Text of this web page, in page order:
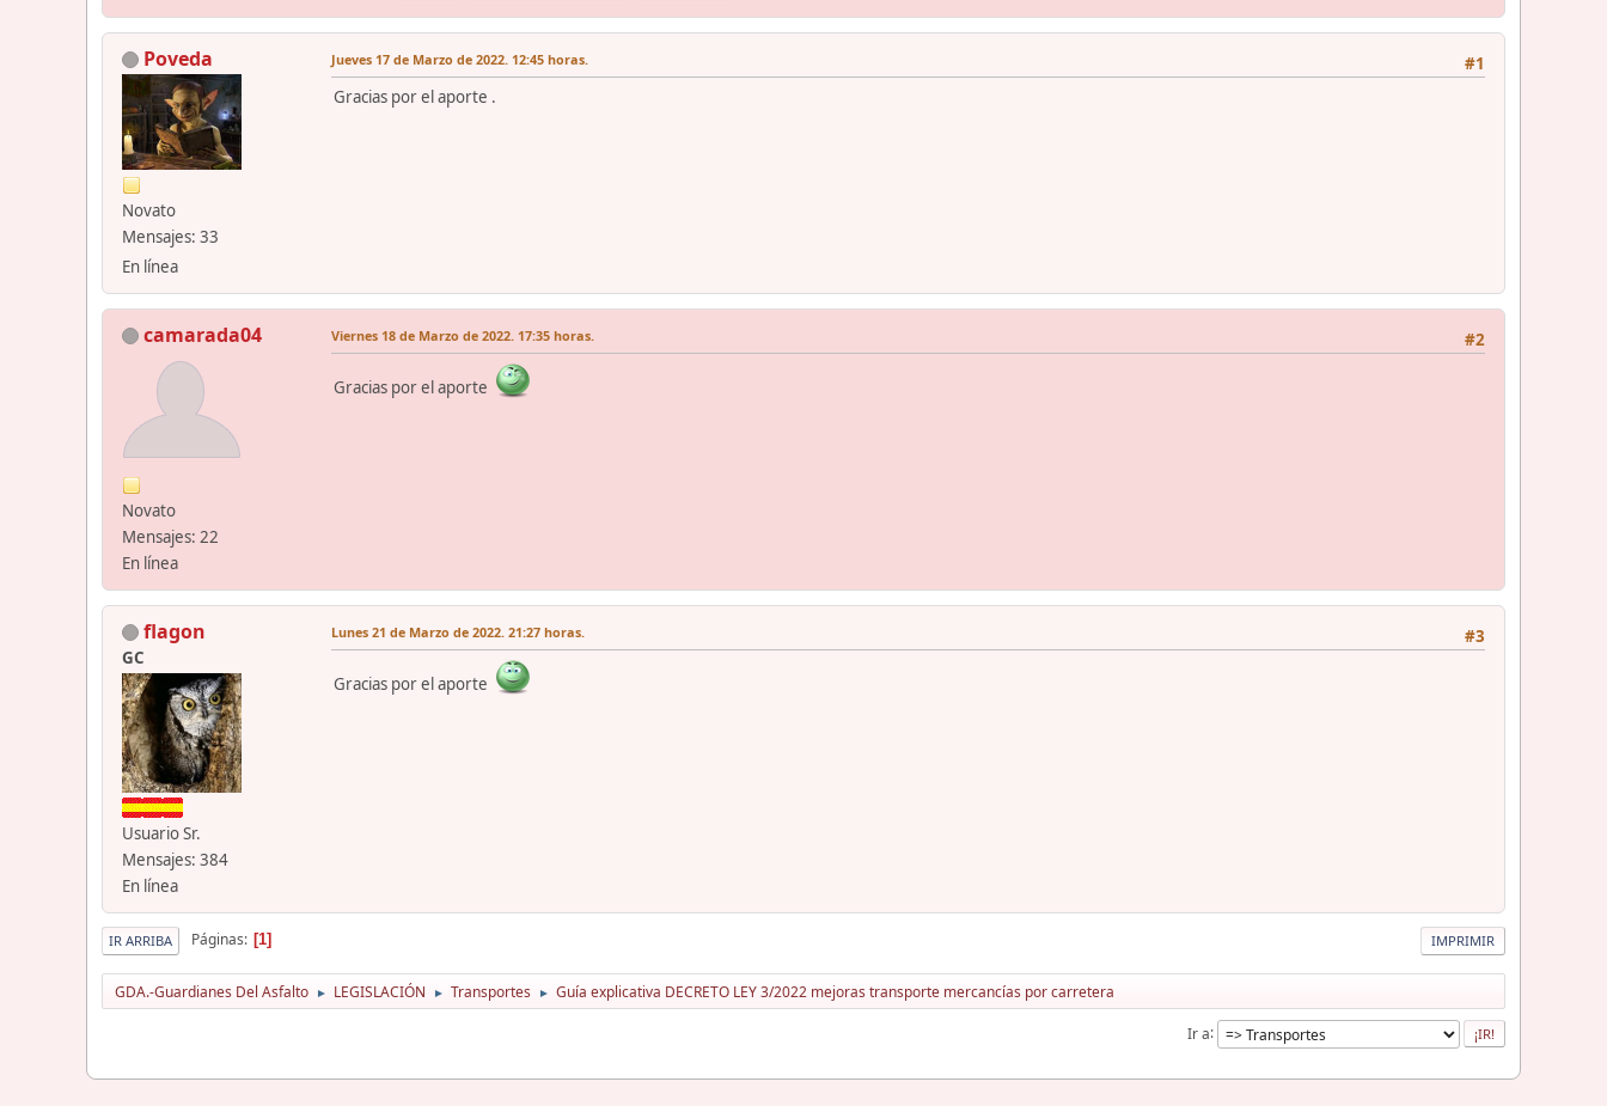
Poveda
Novato
Mensajes: 33
En línea
#1
Jueves 17 de Marzo de 2022. 12:45 horas.
Gracias por el aporte .
camarada04
Novato
Mensajes: 22
En línea
#2
Viernes 18 de Marzo de 2022. 17:35 horas.
Gracias por el aporte
flagon
GC
Usuario Sr.
Mensajes: 384
En línea
#3
Lunes 21 de Marzo de 2022. 21:27 horas.
Gracias por el aporte
IMPRIMIR
IR ARRIBA Páginas 1
GDA.-Guardianes Del Asfalto ► LEGISLACIÓN ► Transportes ► Guía explicativa DECRETO LEY 3/2022 mejoras transporte mercancías por carretera
Ir a